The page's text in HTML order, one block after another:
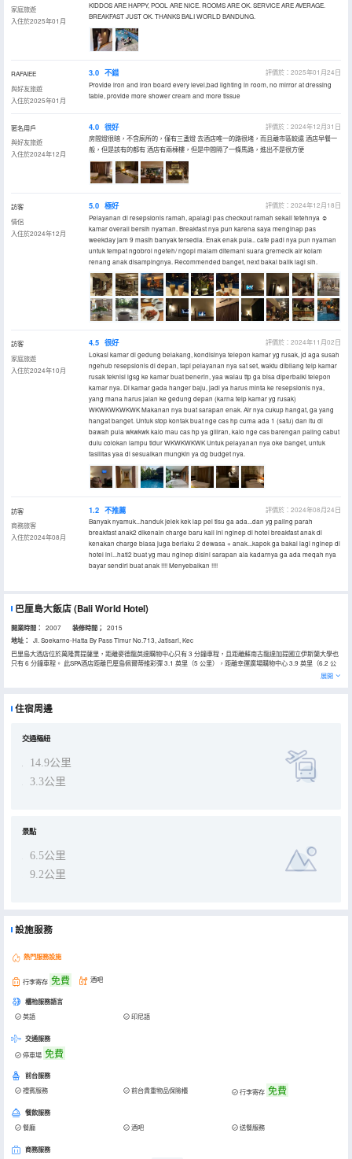
家庭旅遊
入住於2025年01月
KIDDOS ARE HAPPY, POOL ARE NICE. ROOMS ARE OK. SERVICE ARE AVERAGE.
BREAKFAST JUST OK. THANKS BALI WORLD BANDUNG.
RAFAIEE
與好友旅遊
入住於2025年01月
3.0 不錯
評價於：2025年01月24日
Provide iron and iron board every level,bad lighting in room, no mirror at dressing
table, provide more shower cream and more tissue
匿名用戶
與好友旅遊
入住於2024年12月
4.0 很好
評價於：2024年12月31日
房間燈很暗，不含廁所的，僅有三盞燈 去酒店唯一的路很堵，而且離市區較遠 酒店早餐一
般，但是該有的都有 酒店有兩棟樓，但是中間隔了一條馬路，進出不是很方便
訪客
情侶
入住於2024年12月
5.0 極好
評價於：2024年12月18日
Pelayanan di resepsionis ramah, apalagi pas checkout ramah sekali tetehnya ☺️
kamar overall bersih nyaman. Breakfast nya pun karena saya menginap pas
weekday jam 9 masih banyak tersedia. Enak enak pula.. cafe padi nya pun nyaman
untuk tempat ngobrol ngeteh/ ngopi malam ditemani suara gremecik air kolam
renang anak disampingnya. Recommended banget, next bakal balik lagi sih.
訪客
家庭旅遊
入住於2024年10月
4.5 很好
評價於：2024年11月02日
Lokasi kamar di gedung belakang, kondisinya telepon kamar yg rusak, jd aga susah
ngehub resepsionis di depan, tapi pelayanan nya sat set, waktu dibilang telp kamar
rusak teknisi lgsg ke kamar buat benerin, yaa walau ttp ga bisa diperbaiki telepon
kamar nya. Di kamar gada hanger baju, jadi ya harus minta ke resepsionis nya,
yang mana harus jalan ke gedung depan (karna telp kamar yg rusak)
WKWKWKWKWK Makanan nya buat sarapan enak. Air nya cukup hangat, ga yang
hangat banget. Untuk stop kontak buat nge cas hp cuma ada 1 (satu) dan itu di
bawah pula wkwkwk kalo mau cas hp ya giliran, kalo nge cas barengan paling cabut
dulu colokan lampu tidur WKWKWKWK Untuk pelayanan nya oke banget, untuk
fasilitas yaa di sesuaikan mungkin ya dg budget nya.
訪客
商務旅客
入住於2024年08月
1.2 不推薦
評價於：2024年08月24日
Banyak nyamuk...handuk jelek kek lap pel tisu ga ada...dan yg paling parah
breakfast anak2 dikenain charge baru kali ini nginep di hotel breakfast anak di
kenakan charge biasa juga berlaku 2 dewasa + anak...kapok ga bakal lagi nginep di
hotel ini...hati2 buat yg mau nginep disini sarapan ala kadarnya ga ada meqah nya
bayar sendiri buat anak !!!! Menyebalkan !!!!
巴厘島大飯店(Bali World Hotel)
開業時間： 2007 装修時間； 2015
地址：
Jl. Soekarno-Hatta By Pass Timur No.713, Jatisari, Kec
巴里島大酒店位於萬隆賈提薩里，距離麥德龍英達購物中心只有 3 分鐘車程，且距離蘇南古龍達加提國立伊斯蘭大學也
只有 6 分鐘車程。 此SPA酒店距離巴厘島佩爾蒂維彩彈 3.1 英里（5 公里），距離幸運廣場購物中心 3.9 英里（6.2 公
里）。 到全方位服務的 SPA 放鬆一下；在這裏，您可以享受按摩。一定要去體驗2 個室外游泳池、桑拿和健身中心等度
假設施。此酒店的其他特色包括免費 WiFi、禮賓服務和宴會廳。 您可以去Padi Restaurant餐廳享用美味佳餚，這裏供
施。酒店提供免費自助停車。 有 120 間空調客房提供液晶電視；您定能在旅途中找到家的舒適。提供免費無線網絡，
展開
住宿周邊
交通樞紐
14.9公里
3.3公里
景點
6.5公里
9.2公里
設施服務
熱門服務設施
行李寄存 免費 酒吧
櫃枱服務語言
英語 印尼語
交通服務
停車場 免費
前台服務
禮賓服務 前台貴重物品保險櫃 行李寄存 免費
餐飲服務
餐廳 酒吧 送餐服務
商務服務